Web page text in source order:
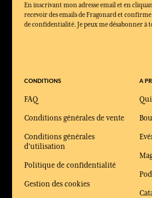
En inscrivant mon adresse email et en
recevoir des emails de Fragonard et
de confidentialité. Je peux me désabonner à
CONDITIONS
FAQ
Conditions générales de vente
Conditions générales
d'utilisation
Politique de confidentialité
Gestion des cookies
A